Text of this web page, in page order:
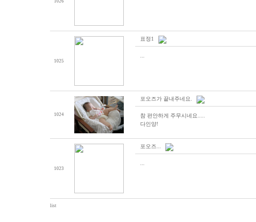
1026
1025
표정1
1024
포오즈가 끝내주네요.
참 편안하게 주무시네요.....
다인양!
1023
포오즈...
list